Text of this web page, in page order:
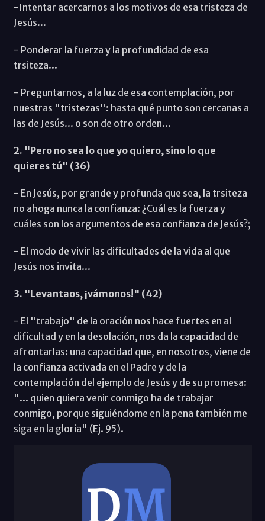
-Intentar acercarnos a los motivos de esa tristeza de
Jesús...
- Ponderar la fuerza y la profundidad de esa
trsiteza...
- Preguntarnos, a la luz de esa contemplación, por
nuestras "tristezas": hasta qué punto son cercanas a
las de Jesús... o son de otro orden...
2. "Pero no sea lo que yo quiero, sino lo que
quieres tú" (36)
- En Jesús, por grande y profunda que sea, la trsiteza
no ahoga nunca la confianza: ¿Cuál es la fuerza y
cuáles son los argumentos de esa confianza de Jesús?;
- El modo de vivir las dificultades de la vida al que
Jesús nos invita...
3. "Levantaos, ¡vámonos!" (42)
- El "trabajo" de la oración nos hace fuertes en al
dificultad y en la desolación, nos da la capacidad de
afrontarlas: una capacidad que, en nosotros, viene de
la confianza activada en el Padre y de la
contemplación del ejemplo de Jesús y de su promesa:
"... quien quiera venir conmigo ha de trabajar
conmigo, porque siguiéndome en la pena también me
siga en la gloria" (Ej. 95).